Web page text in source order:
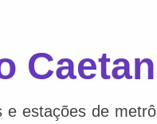
estações de